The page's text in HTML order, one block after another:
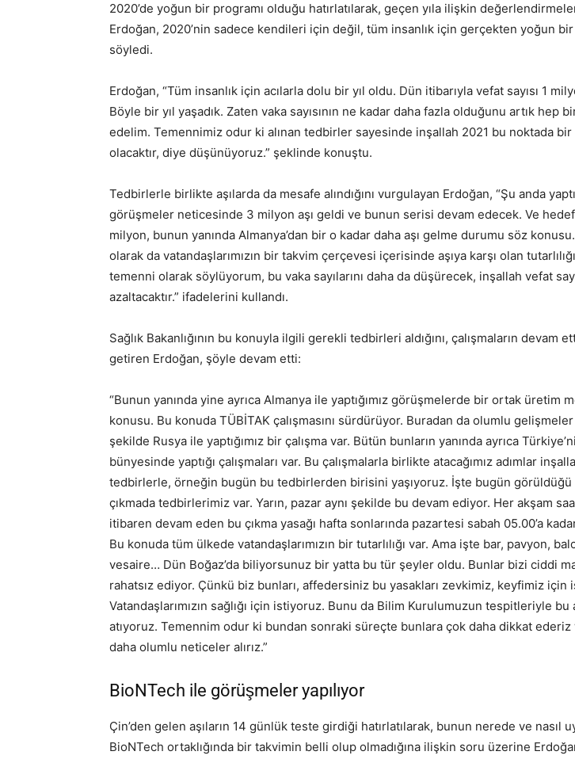
2020’de yoğun bir programı olduğu hatırlatılarak, geçen yıla ilişkin
Erdoğan, 2020’nin sadece kendileri için değil, tüm insanlık için gerçekten yoğun bir
söyledi.
Erdoğan, “Tüm insanlık için acılarla dolu bir yıl oldu. Dün itibarıyla vefat sayısı 1
Böyle bir yıl yaşadık. Zaten vaka sayısının ne kadar daha fazla olduğunu artık hep
edelim. Temennimiz odur ki alınan tedbirler sayesinde inşallah 2021 bu noktada bir
olacaktır, diye düşünüyoruz.” şeklinde konuştu.
Tedbirlerle birlikte aşılarda da mesafe alındığını vurgulayan Erdoğan, “Şu anda
görüşmeler neticesinde 3 milyon aşı geldi ve bunun serisi devam edecek. Ve
milyon, bunun yanında Almanya’dan bir o kadar daha aşı gelme durumu söz
olarak da vatandaşlarımızın bir takvim çerçevesi içerisinde aşıya karşı olan
temenni olarak söylüyorum, bu vaka sayılarını daha da düşürecek, inşallah vefat
azaltacaktır.” ifadelerini kullandı.
Sağlık Bakanlığının bu konuyla ilgili gerekli tedbirleri aldığını, çalışmaların devam
getiren Erdoğan, şöyle devam etti:
“Bunun yanında yine ayrıca Almanya ile yaptığımız görüşmelerde bir ortak üretim
konusu. Bu konuda TÜBİTAK çalışmasını sürdürüyor. Buradan da olumlu gelişmeler
şekilde Rusya ile yaptığımız bir çalışma var. Bütün bunların yanında ayrıca
bünyesinde yaptığı çalışmaları var. Bu çalışmalarla birlikte atacağımız adımlar
tedbirlerle, örneğin bugün bu tedbirlerden birisini yaşıyoruz. İşte bugün görüldüğü
çıkmada tedbirlerimiz var. Yarın, pazar aynı şekilde bu devam ediyor. Her akşam
itibaren devam eden bu çıkma yasağı hafta sonlarında pazartesi sabah 05.00’a
Bu konuda tüm ülkede vatandaşlarımızın bir tutarlılığı var. Ama işte bar, pavyon,
vesaire… Dün Boğaz’da biliyorsunuz bir yatta bu tür şeyler oldu. Bunlar bizi ciddi
rahatsız ediyor. Çünkü biz bunları, affedersiniz bu yasakları zevkimiz, keyfimiz için
Vatandaşlarımızın sağlığı için istiyoruz. Bunu da Bilim Kurulumuzun tespitleriyle bu
atıyoruz. Temennim odur ki bundan sonraki süreçte bunlara çok daha dikkat ederiz
daha olumlu neticeler alırız.”
BioNTech ile görüşmeler yapılıyor
Çin’den gelen aşıların 14 günlük teste girdiği hatırlatılarak, bunun nerede ve nasıl
BioNTech ortaklığında bir takvimin belli olup olmadığına ilişkin soru üzerine